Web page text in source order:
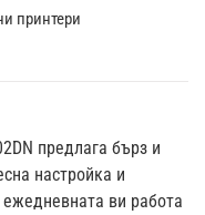
принтери
предлага бърз и
настройка и
ви работа